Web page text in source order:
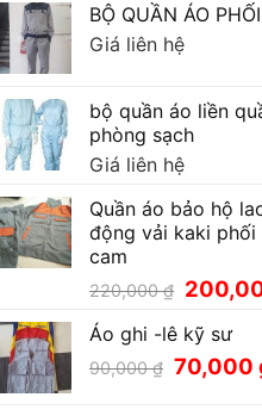
BỘ QUẦN ÁO
Giá liên hệ
bộ quần áo liền
phòng sạch
Giá liên hệ
Quần áo bảo hộ
động vải kaki phối
cam
220,000₫ Giá
là:
220,000
Áo ghi -lê kỹ sư
90,000₫ Giá
70,000